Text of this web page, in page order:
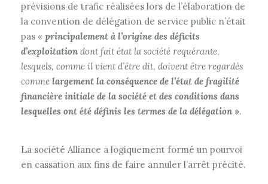
prévisions de trafic réalisées lors de l’élaboration de
la convention de délégation de service public n’était
pas « principalement à l’origine des déficits
d’exploitation dont fait état la société requérante,
lesquels, comme il vient d’être dit, doivent être regardés
comme largement la conséquence de l’état de fragilité
financière initiale de la société et des conditions dans
lesquelles ont été définis les termes de la délégation ».
La société Alliance a logiquement formé un pourvoi
en cassation aux fins de faire annuler l’arrêt précité.